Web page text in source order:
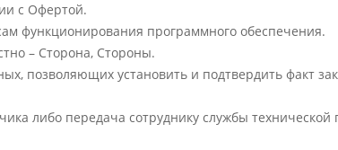
с Офертой.
функционирования программного обеспечения.
– Сторона, Стороны.
позволяющих установить и подтвердить факт
либо передача сотруднику службы